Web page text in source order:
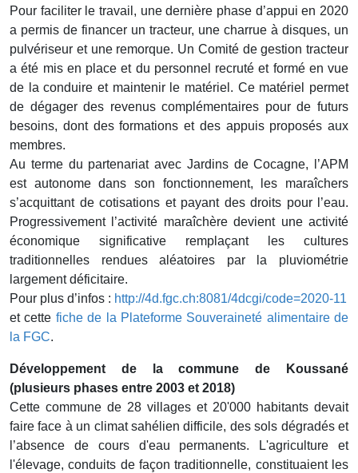
Pour faciliter le travail, une dernière phase d’appui en 2020
a permis de financer un tracteur, une charrue à disques, un
pulvériseur et une remorque. Un Comité de gestion tracteur
a été mis en place et du personnel recruté et formé en vue
de la conduire et maintenir le matériel. Ce matériel permet
de dégager des revenus complémentaires pour de futurs
besoins, dont des formations et des appuis proposés aux
membres.
Au terme du partenariat avec Jardins de Cocagne, l’APM
est autonome dans son fonctionnement, les maraîchers
s’acquittant de cotisations et payant des droits pour l’eau.
Progressivement l’activité maraîchère devient une activité
économique significative remplaçant les cultures
traditionnelles rendues aléatoires par la pluviométrie
largement déficitaire.
Pour plus d’infos : http://4d.fgc.ch:8081/4dcgi/code=2020-11
et cette fiche de la Plateforme Souveraineté alimentaire de
la FGC.
Développement de la commune de Koussané
(plusieurs phases entre 2003 et 2018)
Cette commune de 28 villages et 20'000 habitants devait
faire face à un climat sahélien difficile, des sols dégradés et
l’absence de cours d'eau permanents. L'agriculture et
l'élevage, conduits de façon traditionnelle, constituaient les